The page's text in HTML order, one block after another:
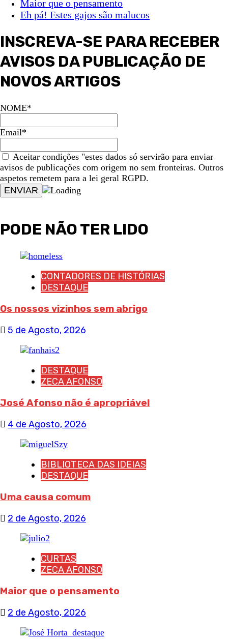
Maior que o pensamento
Eh pá! Estes gajos são malucos
INSCREVA-SE PARA RECEBER
AVISOS DA PUBLICAÇÃO DE
NOVOS ARTIGOS
NOME*
Email*
Aceitar condições "estes dados só servirão para enviar
avisos de publicações com origem no sem fronteiras. Outros
aspetos remetem para a lei geral RGPD.
PODE NÃO TER LIDO
CONTADORES DE HISTÓRIAS
DESTAQUE
Os nossos vizinhos sem abrigo
5 de Agosto, 2026
DESTAQUE
ZECA AFONSO
José Afonso não é apropriável
4 de Agosto, 2026
BIBLIOTECA DAS IDEIAS
DESTAQUE
Uma causa comum
2 de Agosto, 2026
CURTAS
ZECA AFONSO
Maior que o pensamento
2 de Agosto, 2026